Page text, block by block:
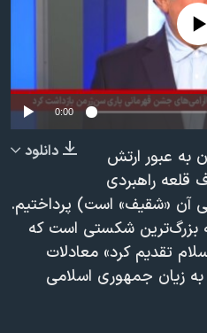
360p
480p
1080p
No media source
0:00
دانلود
به عبور ارتش
قلعه راهبردی
آن «شقیف» است) پرداختیم.
بزرگ‌ترین شکستی است که
تقدیم کرد» معادلات
به زیان جمهوری اسلامی